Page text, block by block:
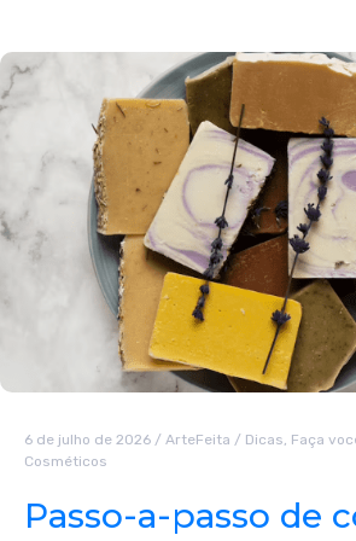
6 de julho de 2026 / ArteFeita / Dicas, Faça
Cosméticos
Passo-a-passo de